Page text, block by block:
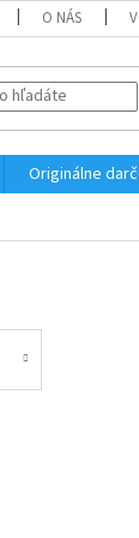
O NÁS
Originálne